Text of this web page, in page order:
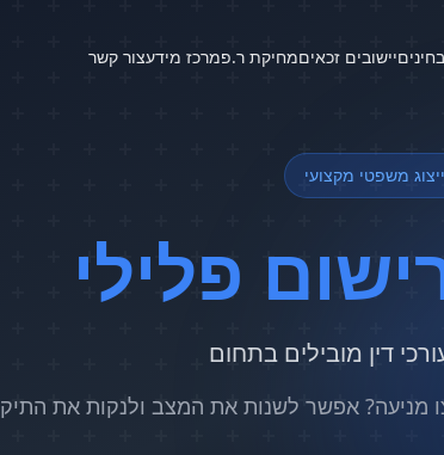
יישובים זכאיםמחיקת ר.פמרכז מידעצור קשר
ייצוג משפטי מקצועי
פלילי
דין מובילים בתחום
מניעה? אפשר לשנות את המצב ולנקות את התיק